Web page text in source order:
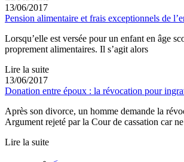
13/06/2017
Pension alimentaire et frais exceptionnels de
Lorsqu’elle est versée pour un enfant en âge
proprement alimentaires. Il s’agit alors
Lire la suite
13/06/2017
Donation entre époux : la révocation pour
Après son divorce, un homme demande la
Argument rejeté par la Cour de cassation car
Lire la suite